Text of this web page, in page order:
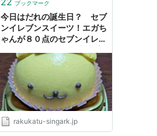
ブックマーク
今日はだれの誕生日？ セブ
ンイレブンスイーツ！エガち
ゃんが８０点のセブンイレブ
やして人生を楽しく！
rakukatu-singark.jp